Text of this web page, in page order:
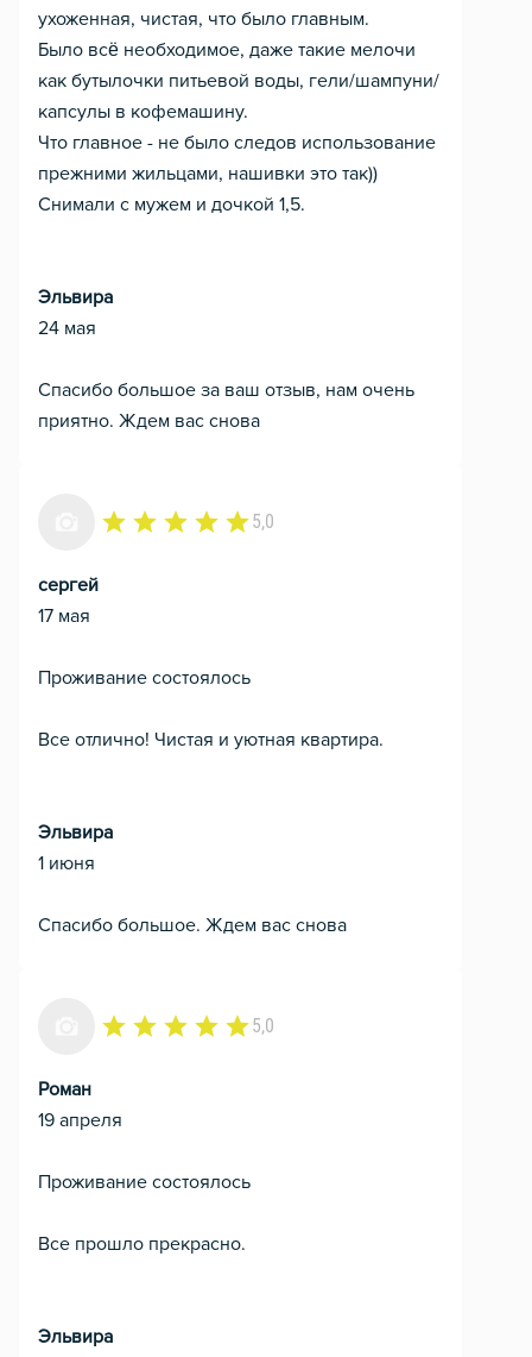
ухоженная, чистая, что было главным.
Было всё необходимое, даже такие мелочи
как бутылочки питьевой воды, гели/шампуни/
капсулы в кофемашину.
Что главное - не было следов использование
прежними жильцами, нашивки это так))
Снимали с мужем и дочкой 1,5.
Эльвира
24 мая
Спасибо большое за ваш отзыв, нам очень
приятно. Ждем вас снова
5,0
сергей
17 мая
Проживание состоялось
Все отлично! Чистая и уютная квартира.
Эльвира
1 июня
Спасибо большое. Ждем вас снова
5,0
Роман
19 апреля
Проживание состоялось
Все прошло прекрасно.
Эльвира